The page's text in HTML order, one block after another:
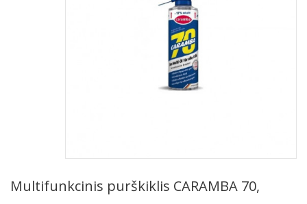
Multifunkcinis purškiklis CARAMBA 70,